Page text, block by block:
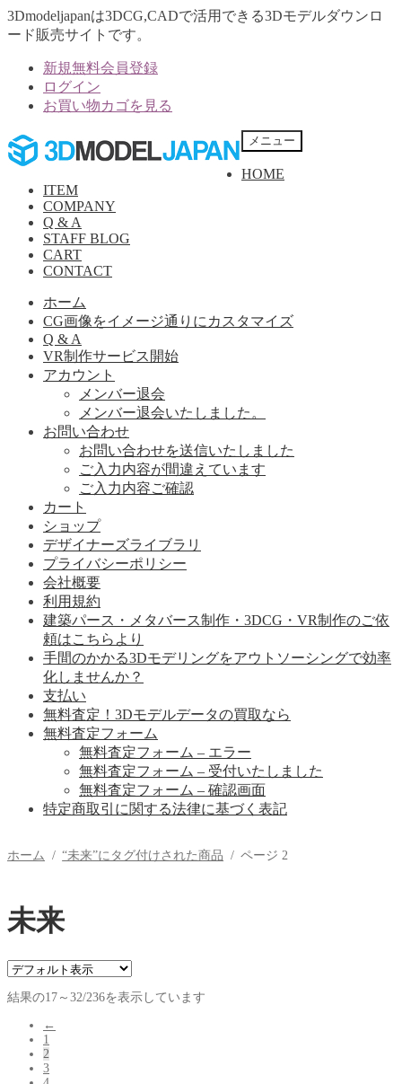
3Dmodeljapanは3DCG,CADで活用できる3Dモデルダウンロ
ード販売サイトです。
新規無料会員登録
ログイン
お買い物カゴを見る
ナ
ビ
コ
ン
メニュー
HOME
ITEM
COMPANY
Q & A
STAFF BLOG
CART
CONTACT
ホーム
CG画像をイメージ通りにカスタマイズ
Q & A
VR制作サービス開始
アカウント
メンバー退会
メンバー退会いたしました。
お問い合わせ
お問い合わせを送信いたしました
ご入力内容が間違えています
ご入力内容ご確認
カート
ショップ
デザイナーズライブラリ
プライバシーポリシー
会社概要
利用規約
建築パース・メタバース制作・3DCG・VR制作のご依
頼はこちらより
手間のかかる3Dモデリングをアウトソーシングで効率
化しませんか？
支払い
無料査定！3Dモデルデータの買取なら
無料査定フォーム
無料査定フォーム – エラー
無料査定フォーム – 受付いたしました
無料査定フォーム – 確認画面
特定商取引に関する法律に基づく表記
ホーム / “未来”にタグ付けされた商品 / ページ 2
未来
結果の17～32/236を表示しています
←
1
2
3